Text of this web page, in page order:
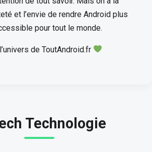
et l’envie de rendre Android plus
pour tout le monde.
de ToutAndroid.fr
Technologie